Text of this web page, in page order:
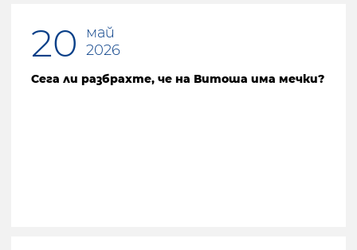
20
май
2026
Сега ли разбрахте, че на Витоша има мечки?